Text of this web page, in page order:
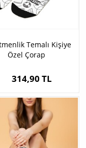
Temalı Kişiye
Özel Çorap
314,90 TL